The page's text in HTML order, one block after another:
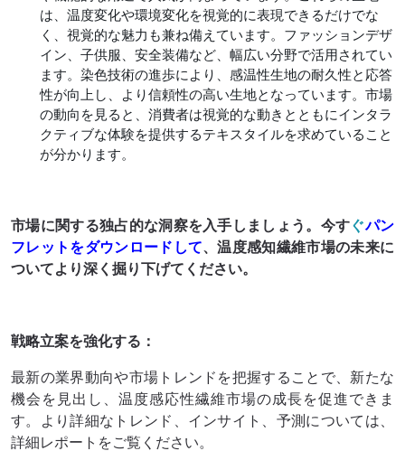
は、温度変化や環境変化を視覚的に表現できるだけでな
く、視覚的な魅力も兼ね備えています。ファッションデザ
イン、子供服、安全装備など、幅広い分野で活用されてい
ます。染色技術の進歩により、感温性生地の耐久性と応答
性が向上し、より信頼性の高い生地となっています。市場
の動向を見ると、消費者は視覚的な動きとともにインタラ
クティブな体験を提供するテキスタイルを求めていること
が分かります。
市場に関する独占的な洞察を入手しましょう。今すぐパン
フレットをダウンロードして、温度感知繊維市場の未来に
ついてより深く掘り下げてください。
戦略立案を強化する：
最新の業界動向や市場トレンドを把握することで、新たな
機会を見出し、温度感応性繊維市場の成長を促進できま
す。より詳細なトレンド、インサイト、予測については、
詳細レポートをご覧ください。